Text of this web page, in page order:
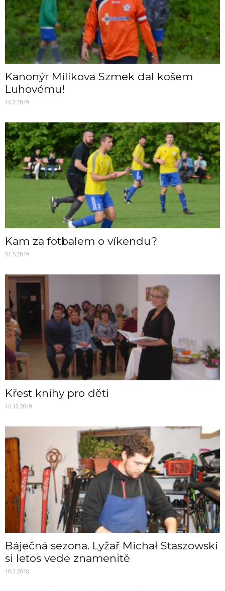
Kanonýr Milíkova Szmek dal košem
Luhovému!
16.2.2019
Kam za fotbalem o víkendu?
31.5.2019
Křest knihy pro děti
16.12.2019
Báječná sezona. Lyžař Michał Staszowski
si letos vede znamenitě
10.2.2018